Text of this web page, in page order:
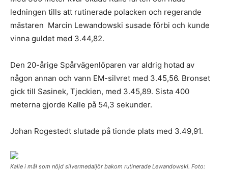
ledningen tills att rutinerade polacken och regerande
mästaren Marcin Lewandowski susade förbi och kunde
vinna guldet med 3.44,82.
Den 20-årige Spårvägenlöparen var aldrig hotad av
någon annan och vann EM-silvret med 3.45,56. Bronset
gick till Sasinek, Tjeckien, med 3.45,89. Sista 400
meterna gjorde Kalle på 54,3 sekunder.
Johan Rogestedt slutade på tionde plats med 3.49,91.
Kalle i mål som nöjd silvermedaljör bakom rutinerade Lewandowski. Foto: